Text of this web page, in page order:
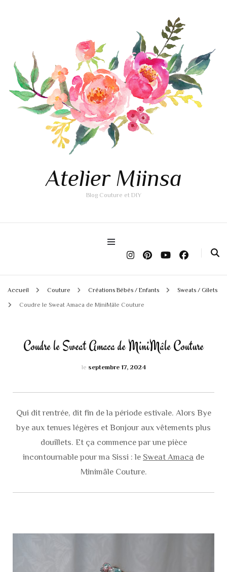
Atelier Miinsa
Blog Couture et DIY
Accueil Couture Créations Bébés / Enfants Sweats / Gilets
Coudre le Sweat Amaca de MiniMâle Couture
Coudre le Sweat Amaca de MiniMâle Couture
le septembre 17, 2024
Qui dit rentrée, dit fin de la période estivale. Alors Bye
bye aux tenues légères et Bonjour aux vêtements plus
douillets. Et ça commence par une pièce
incontournable pour ma Sissi : le Sweat Amaca de
Minimâle Couture.